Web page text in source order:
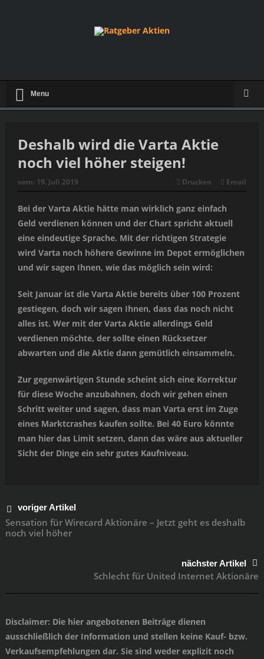
Menu
Deshalb wird die Varta Aktie
noch viel höher steigen!
vom: 19. Juli 2019 Drucken Email
Bei der Varta Aktie hätte man wirklich ganz einfach
Geld verdienen können und der Chart spricht aktuell
eine eindeutige Sprache. Mit der richtigen Strategie
wird Varta noch höhere Gewinne im Depot ermöglichen
und wir sagen Ihnen, wie das möglich sein wird:
Seit Januar ist die Varta Aktie bereits über 100 Prozent
gestiegen, doch wir sagen Ihnen, dass das noch nicht
alles ist. Wer mit der Varta Aktie allerdings Geld
verdienen möchte, der sollte einen Rücksetzer
abwarten und die Aktie dann gemütlich einsammeln.
Zur gegenwärtigen Stunde scheint sich eine Korrektur
für diese Woche anzubahnen, doch wir gehen einen
Schritt weiter und sagen, dass man Varta erst im Zuge
eines Marktcrashes kaufen sollte. Bei 40 Euro könnte
man hier das Limit setzen, dann das wäre aus aktueller
Sicht der Dinge ein sehr gutes Kaufniveau.
voriger Artikel
Sensation für Wirecard Aktionäre – Jetzt geht es deshalb
noch viel höher
nächster Artikel
Schlecht für United Internet Aktionäre
Disclaimer: Die hier angebotenen Beiträge dienen
ausschließlich der Information und stellen keine Kauf- bzw.
Verkaufsempfehlungen dar. Sie sind weder explizit noch